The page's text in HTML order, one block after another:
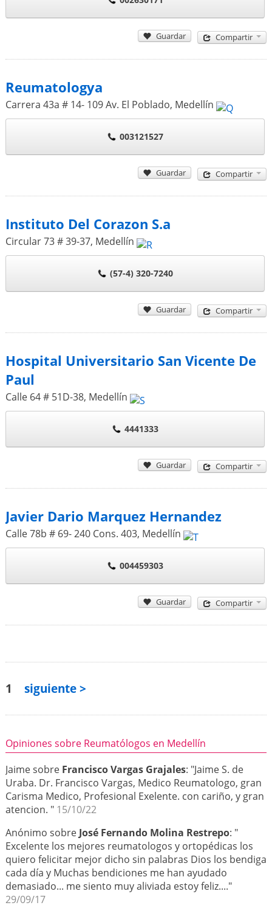
Guardar Compartir
Reumatologya
Carrera 43a # 14- 109 Av. El Poblado, Medellín
003121527
Guardar Compartir
Instituto Del Corazon S.a
Circular 73 # 39-37, Medellín
(57-4) 320-7240
Guardar Compartir
Hospital Universitario San Vicente De
Paul
Calle 64 # 51D-38, Medellín
4441333
Guardar Compartir
Javier Dario Marquez Hernandez
Calle 78b # 69- 240 Cons. 403, Medellín
004459303
Guardar Compartir
1 siguiente >
Opiniones sobre Reumatólogos en Medellín
Jaime sobre Francisco Vargas Grajales: "Jaime S. de
Uraba. Dr. Francisco Vargas, Medico Reumatologo, gran
Carisma Medico, Profesional Exelente. con cariño, y gran
atencion. " 15/10/22
Anónimo sobreJosé Fernando Molina Restrepo: "
Excelente los mejores reumatologos y ortopédicas los
quiero felicitar mejor dicho sin palabras Dios los bendiga
cada día y Muchas bendiciones me han ayudado
demasiado... me siento muy aliviada estoy feliz...."
29/09/17